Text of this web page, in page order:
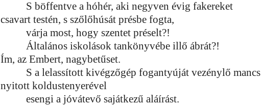
S böffentve a hóhér, aki negyven évig fakereket
csavart testén, s szőlőhúsát présbe fogta,
várja most, hogy szentet préselt?!
Általános iskolások tankönyvébe illő ábrát?!
Ím, az Embert, nagybetűset.
S a lelassított kivégzőgép fogantyúját vezénylő mancs
nyitott koldustenyerével
esengi a jóvátevő sajátkezű aláírást.